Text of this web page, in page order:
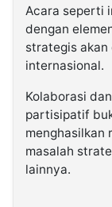
Acara seperti
dengan
strategis
internasional.
Kolaborasi
partisipatif
menghasilkan
masalah
lainnya.